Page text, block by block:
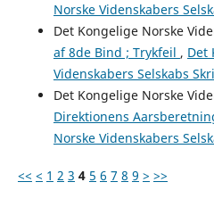
Norske Videnskabers
Det Kongelige Norske
af 8de Bind ; Trykfeil , Det
Videnskabers Selskabs
Det Kongelige Norske
Direktionens
Norske Videnskabers
<< < 1 2 3 4 5 6 7 8 9 > >>